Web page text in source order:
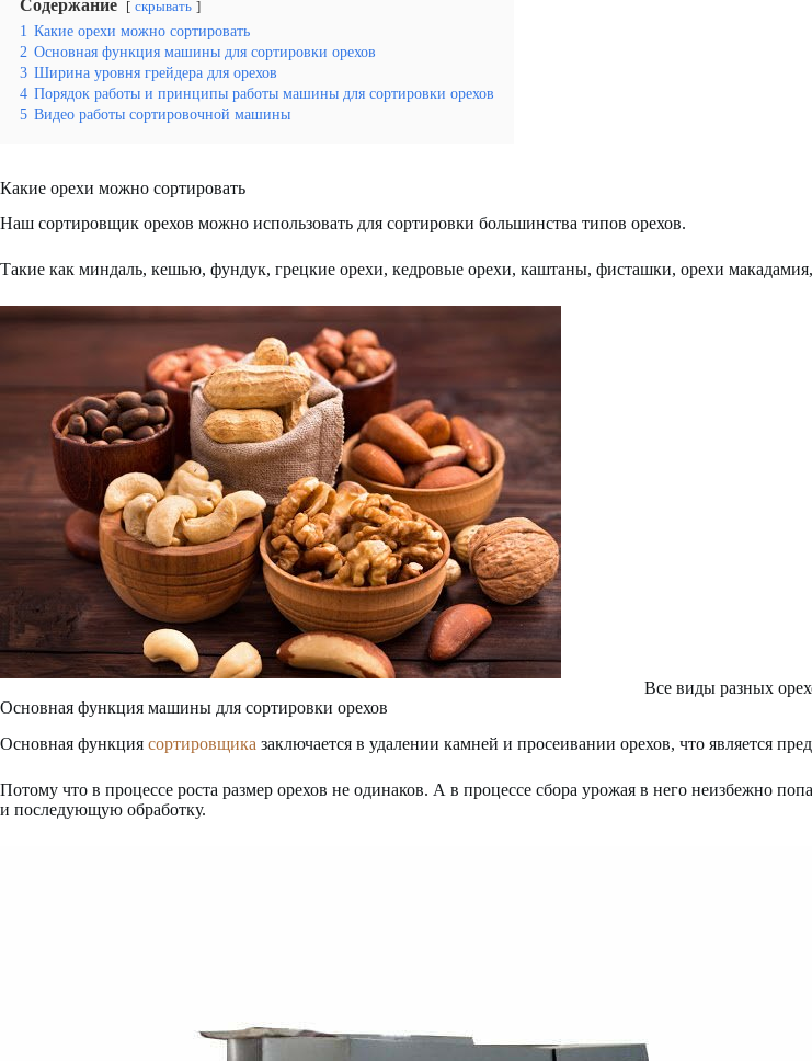
Содержание скрывать
1 Какие орехи можно сортировать
2 Основная функция машины для сортировки орехов
3 Ширина уровня грейдера для орехов
4 Порядок работы и принципы работы машины для сортировки орехов
5 Видео работы сортировочной машины
Какие орехи можно сортировать
Наш сортировщик орехов можно использовать для сортировки большинства типов орехов.
Такие как миндаль, кешью, фундук, грецкие орехи, кедровые орехи, каштаны, фисташки, орехи макадамия,
Все виды разных
Основная функция машины для сортировки орехов
Основная функция сортировщика заключается в удалении камней и просеивании орехов, что является
Потому что в процессе роста размер орехов не одинаков. А в процессе сбора урожая в него неизбежно
и последующую обработку.